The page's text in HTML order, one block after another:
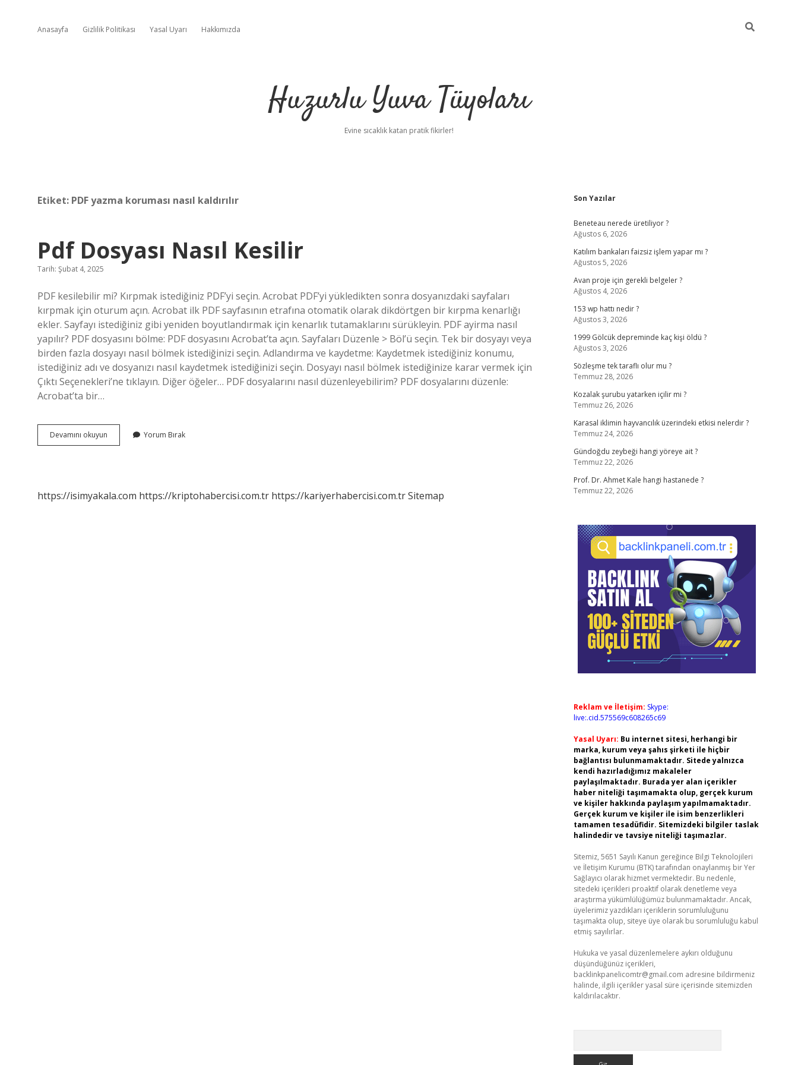
Anasayfa Gizlilik Politikası Yasal Uyarı Hakkımızda
Huzurlu Yuva Tüyoları
Evine sıcaklık katan pratik fikirler!
Etiket: PDF yazma koruması nasıl kaldırılır
Pdf Dosyası Nasıl Kesilir
Tarih: Şubat 4, 2025
PDF kesilebilir mi? Kırpmak istediğiniz PDF’yi seçin. Acrobat PDF’yi yükledikten sonra dosyanızdaki sayfaları
kırpmak için oturum açın. Acrobat ilk PDF sayfasının etrafına otomatik olarak dikdörtgen bir kırpma kenarlığı
ekler. Sayfayı istediğiniz gibi yeniden boyutlandırmak için kenarlık tutamaklarını sürükleyin. PDF ayirma nasıl
yapılır? PDF dosyasını bölme: PDF dosyasını Acrobat’ta açın. Sayfaları Düzenle > Böl’ü seçin. Tek bir dosyayı veya
birden fazla dosyayı nasıl bölmek istediğinizi seçin. Adlandırma ve kaydetme: Kaydetmek istediğiniz konumu,
istediğiniz adı ve dosyanızı nasıl kaydetmek istediğinizi seçin. Dosyayı nasıl bölmek istediğinize karar vermek için
Çıktı Seçenekleri’ne tıklayın. Diğer öğeler… PDF dosyalarını nasıl düzenleyebilirim? PDF dosyalarını düzenle:
Acrobat’ta bir…
Devamını okuyun
Dosyası
Yorum Bırak
https://isimyakala.com https://kriptohabercisi.com.tr https://kariyerhabercisi.com.trSitemap
Sidebar
Son Yazılar
Beneteau nerede üretiliyor ?
Ağustos 6, 2026
Katılım bankaları faizsiz işlem yapar mı ?
Ağustos 5, 2026
Avan proje için gerekli belgeler ?
Ağustos 4, 2026
153 wp hattı nedir ?
Ağustos 3, 2026
1999 Gölcük depreminde kaç kişi öldü ?
Ağustos 3, 2026
Sözleşme tek taraflı olur mu ?
Temmuz 28, 2026
Kozalak şurubu yatarken içilir mi ?
Temmuz 26, 2026
Karasal iklimin hayvancılık üzerindeki etkisi nelerdir ?
Temmuz 24, 2026
Gündoğdu zeybeği hangi yöreye ait ?
Temmuz 22, 2026
Prof. Dr. Ahmet Kale hangi hastanede ?
Temmuz 22, 2026
Reklam ve İletişim: Skype:
live:.cid.575569c608265c69
Yasal Uyarı: Bu internet sitesi, herhangi bir
marka, kurum veya şahıs şirketi ile hiçbir
bağlantısı bulunmamaktadır. Sitede yalnızca
kendi hazırladığımız makaleler
paylaşılmaktadır. Burada yer alan içerikler
haber niteliği taşımamakta olup, gerçek kurum
ve kişiler hakkında paylaşım yapılmamaktadır.
Gerçek kurum ve kişiler ile isim benzerlikleri
tamamen tesadüfidir. Sitemizdeki bilgiler taslak
halindedir ve tavsiye niteliği taşımazlar.
Sitemiz, 5651 Sayılı Kanun gereğince Bilgi Teknolojileri
ve İletişim Kurumu (BTK) tarafından onaylanmış bir Yer
Sağlayıcı olarak hizmet vermektedir. Bu nedenle,
sitedeki içerikleri proaktif olarak denetleme veya
araştırma yükümlülüğümüz bulunmamaktadır. Ancak,
üyelerimiz yazdıkları içeriklerin sorumluluğunu
taşımakta olup, siteye üye olarak bu sorumluluğu kabul
etmiş sayılırlar.
Hukuka ve yasal düzenlemelere aykırı olduğunu
düşündüğünüz içerikleri,
backlinkpanelicomtr@gmail.com adresine bildirmeniz
halinde, ilgili içerikler yasal süre içerisinde sitemizden
kaldırılacaktır.